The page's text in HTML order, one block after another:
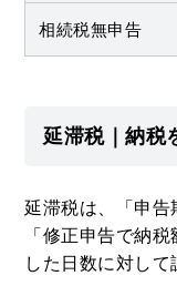
相続税無申告
延滞税｜納税
延滞税は、「申
「修正申告で納
した日数に対して